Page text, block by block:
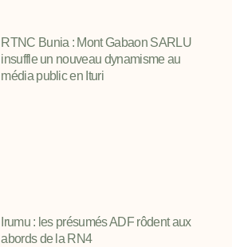
RTNC Bunia : Mont Gabaon SARLU
insuffle un nouveau dynamisme au
média public en Ituri
Irumu : les présumés ADF rôdent aux
abords de la RN4